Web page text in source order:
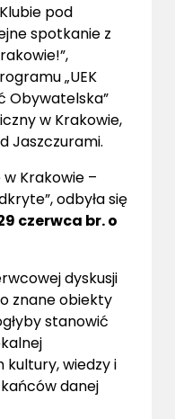
pod
spotkanie z
„UEK
Obywatelska”
w Krakowie,
Jaszczurami.
Krakowie –
odbyła się
czerwca br. o
dyskusji
znane obiekty
stanowić
kultury, wiedzy i
danej